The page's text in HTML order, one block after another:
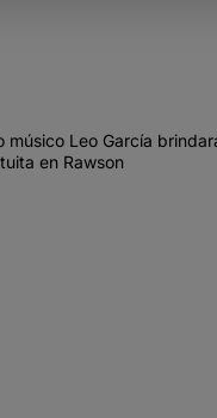
músico Leo García
en Rawson